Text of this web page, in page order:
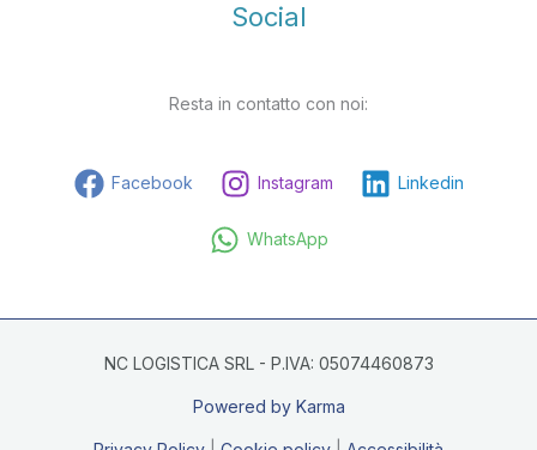
Social
Resta in contatto con noi:
Facebook Instagram Linkedin
WhatsApp
NC LOGISTICA SRL - P.IVA: 05074460873
Powered by Karma